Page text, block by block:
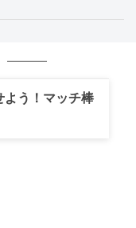
た。
がオムツを履く
聞かせくださ
よう！マッチ棒